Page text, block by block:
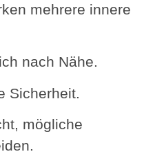
mehrere innere
nach Nähe.
Sicherheit.
mögliche